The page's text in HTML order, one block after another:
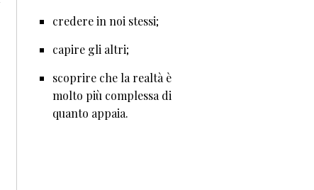
credere in noi stessi;
capire gli altri;
scoprire che la realtà è
molto più complessa di
quanto appaia.